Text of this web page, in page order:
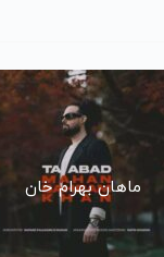
ماهان بهرام خان